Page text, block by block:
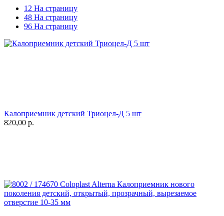
12 На страницу
48 На страницу
96 На страницу
Калоприемник детский Триоцел-Д 5 шт
820,00 р.